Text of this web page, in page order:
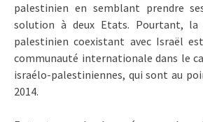
palestinien en semblant prendre
solution à deux Etats. Pourtant, la
palestinien coexistant avec Israël
communauté internationale dans le
israélo-palestiniennes, qui sont au
2014.